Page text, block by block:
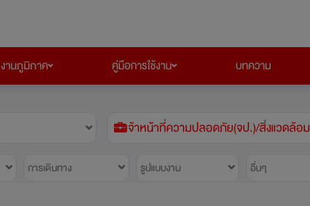
งานภูมิภาค คู่มือการใช้งาน บทความ
เจ้าหน้าที่ความปลอดภัย(จป.)/สิ่งแวดล้อม
การเดินทาง รูปแบบงาน อื่นๆ